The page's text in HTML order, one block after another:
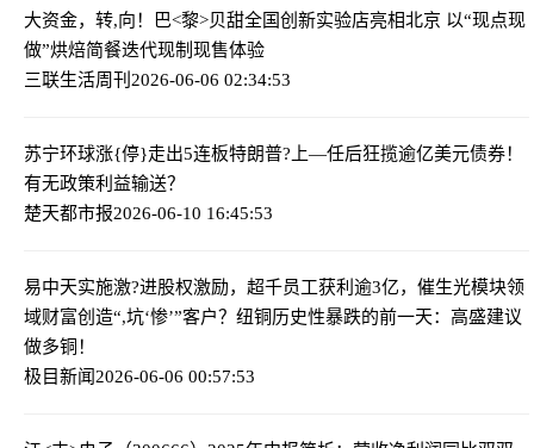
大资金，转,向！
巴<黎>贝甜全国创新实验店亮相北京 以“现点现
做”烘焙简餐迭代现制现售体验
三联生活周刊 2026-06-06 02:34:53
苏宁环球涨{停}走出5连板特朗普?上—任后狂揽逾亿美元债券！
有无政策利益输送？
楚天都市报2026-06-10 16:45:53
易中天实施激?进股权激励，超千员工获利逾3亿，催生光模块领
域财富创造“,坑‘惨’”客户？纽铜历史性暴跌的前一天：高盛建议
做多铜！
极目新闻2026-06-06 00:57:53